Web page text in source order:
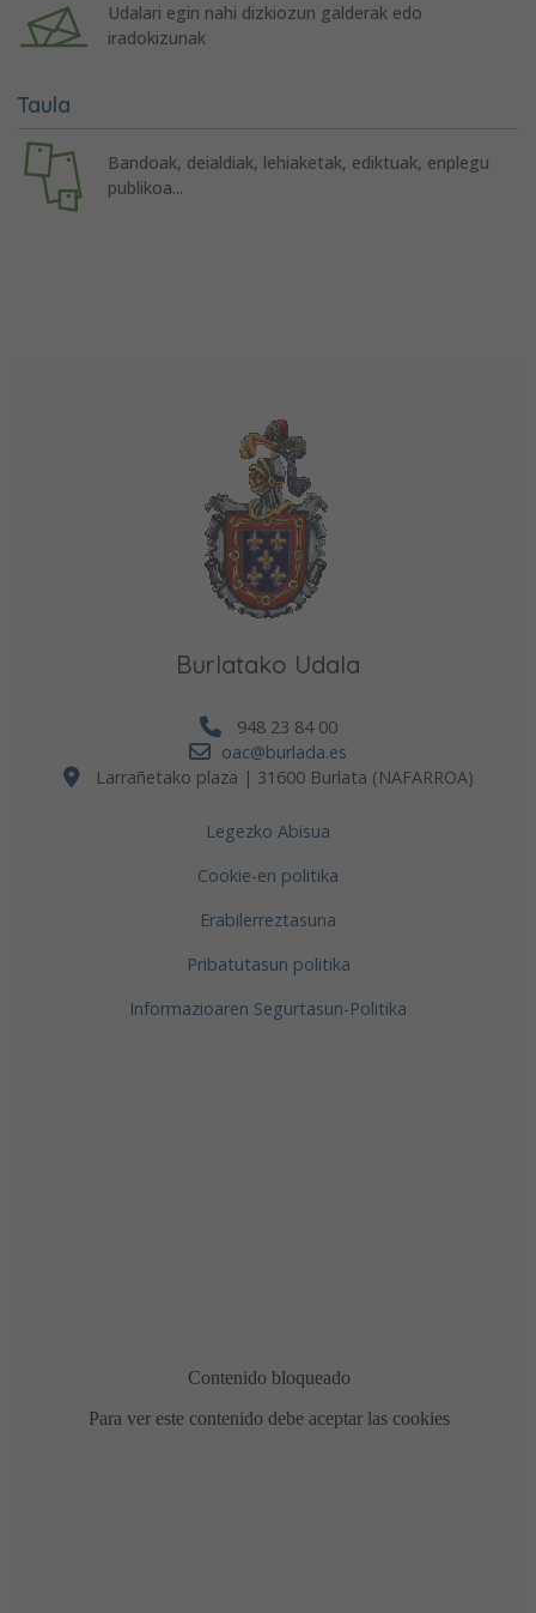
Udalari egin nahi dizkiozun galderak edo
iradokizunak
Taula
Bandoak, deialdiak, lehiaketak, ediktuak, enplegu
publikoa...
Burlatako Udala
948 23 84 00
oac@burlada.es
Larrañetako plaza | 31600 Burlata (NAFARROA)
Legezko Abisua
Cookie-en politika
Erabilerreztasuna
Pribatutasun politika
Informazioaren Segurtasun-Politika